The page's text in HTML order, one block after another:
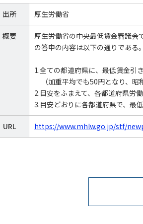
出所 厚生労働省
概要
厚生労働省の中央最低賃金審議会
の答申の内容は以下の通りである。
1.全ての都道府県に、最低賃金引
（加重平均でも50円となり、昭
2.目安をふまえて、各都道府県労
3.目安どおりに各都道府県で、最
URL https://www.mhlw.go.jp/stf/